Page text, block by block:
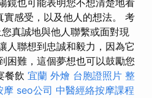
鏡也可能表明您不想清楚地看
感受，以及他人的想法。 考
真誠地與他人聯繫或面對現
人聯想到忠誠和毅力，因為它
困難，這個夢想也可以鼓勵您
餐飲 宜蘭 外燴 台胞證照片 整
摩 seo公司 中醫經絡按摩課程